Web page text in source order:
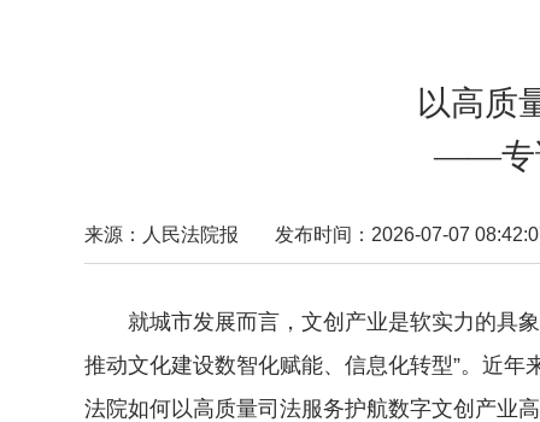
以高质
——专
来源：人民法院报 发布时间：2026-07-07
就城市发展而言，文创产业是软实力的具象
推动文化建设数智化赋能、信息化转型”。近年
法院如何以高质量司法服务护航数字文创产业